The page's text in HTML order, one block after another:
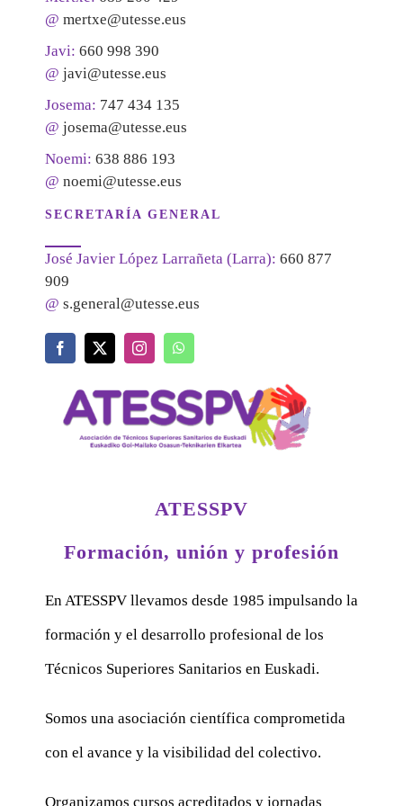
@ mertxe@utesse.eus
Javi: 660 998 390
@ javi@utesse.eus
Josema: 747 434 135
@ josema@utesse.eus
Noemi: 638 886 193
@ noemi@utesse.eus
SECRETARÍA GENERAL
José Javier López Larrañeta (Larra): 660 877
909
@ s.general@utesse.eus
ATESSPV
Formación, unión y profesión
En ATESSPV llevamos desde 1985 impulsando la
formación y el desarrollo profesional de los
Técnicos Superiores Sanitarios en Euskadi.
Somos una asociación científica comprometida
con el avance y la visibilidad del colectivo.
Organizamos cursos acreditados y jornadas